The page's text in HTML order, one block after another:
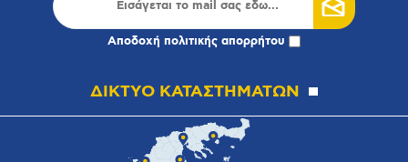
Αποδοχή πολιτικής απορρήτου
ΔΙΚΤΥΟ ΚΑΤΑΣΤΗΜΑΤΩΝ